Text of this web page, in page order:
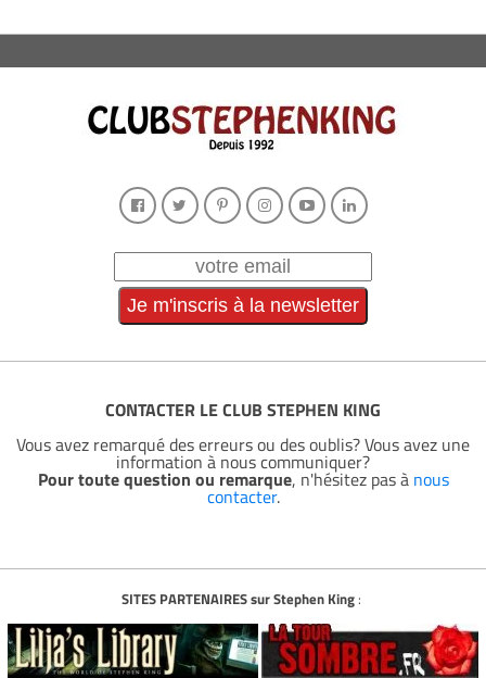
CONTACTER LE CLUB STEPHEN KING
Vous avez remarqué des erreurs ou des oublis? Vous avez une
information à nous communiquer?
Pour toute question ou remarque, n'hésitez pas à nous
contacter.
SITES PARTENAIRES sur Stephen King: